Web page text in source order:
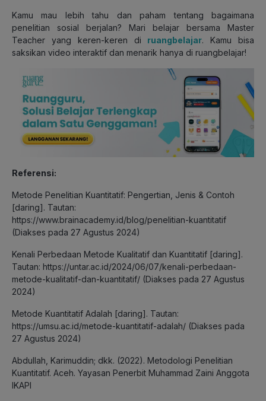
Kamu mau lebih tahu dan paham tentang bagaimana
penelitian sosial berjalan? Mari belajar bersama Master
Teacher yang keren-keren di ruangbelajar. Kamu bisa
saksikan video interaktif dan menarik hanya di ruangbelajar!
Referensi:
Metode Penelitian Kuantitatif: Pengertian, Jenis & Contoh
[daring]. Tautan:
https://www.brainacademy.id/blog/penelitian-kuantitatif
(Diakses pada 27 Agustus 2024)
Kenali Perbedaan Metode Kualitatif dan Kuantitatif [daring].
Tautan: https://untar.ac.id/2024/06/07/kenali-perbedaan-
metode-kualitatif-dan-kuantitatif/ (Diakses pada 27 Agustus
2024)
Metode Kuantitatif Adalah [daring]. Tautan:
https://umsu.ac.id/metode-kuantitatif-adalah/ (Diakses pada
27 Agustus 2024)
Abdullah, Karimuddin; dkk. (2022). Metodologi Penelitian
Kuantitatif. Aceh. Yayasan Penerbit Muhammad Zaini Anggota
IKAPI